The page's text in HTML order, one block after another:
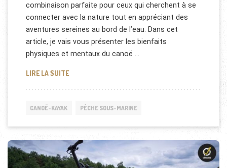
combinaison parfaite pour ceux qui cherchent à se
connecter avec la nature tout en appréciant des
aventures sereines au bord de l’eau. Dans cet
article, je vais vous présenter les bienfaits
physiques et mentaux du canoë …
LIRE LA SUITECANOË ET PÊCHE : UNE COMBINAISON PARFAITE
CANOË-KAYAK PÊCHE SOUS-MARINE